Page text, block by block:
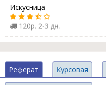
Искусница
120р. 2-3 дн.
Реферат Курсовая